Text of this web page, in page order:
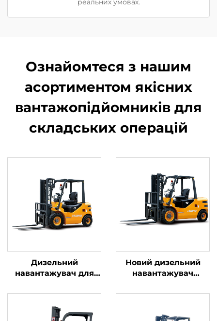
реальних умовах.
Ознайомтеся з нашим
асортиментом якісних
вантажопідйомників для
складських операцій
Дизельний
навантажувач для
вантажів масою 2,5
тонни з простим
керуванням та
Новий дизельний
навантажувач
4 тонни з
японським двигуном